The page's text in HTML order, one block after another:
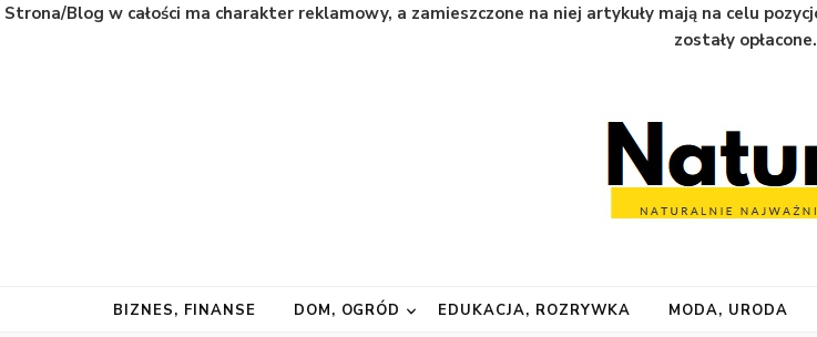
Strona/Blog w całości ma charakter reklamowy, a zamieszczone na niej artykuły mają na celu
zostały opłacone.
BIZNES, FINANSE DOM, OGRÓD EDUKACJA, ROZRYWKA MODA, URODA